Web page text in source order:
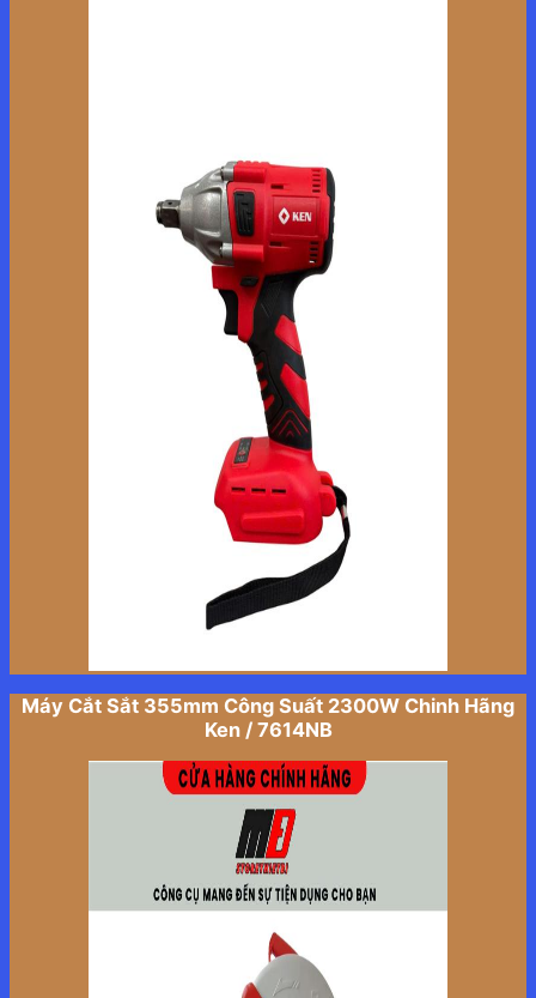
Máy Cắt Sắt 355mm Công Suất 2300W Chinh Hãng
Ken / 7614NB